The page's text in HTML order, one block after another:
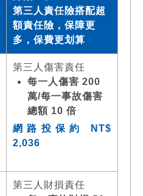
第三人責任險搭配超
額責任險，保障更
多，保費更划算
第三人傷害責任
每一人傷害 200
萬/每一事故傷害
總額 10 倍
網路投保約 NT$
2,036
第三人財損責任